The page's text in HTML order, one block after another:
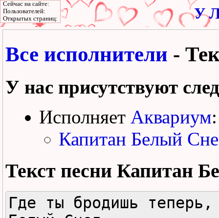
У
Все исполнители -
У нас присутствуют
Исполняет Аквариум:
Капитан Белый
Текст песни Капитан
Где ты бродишь теперь,
Сейчас на сайте:
Пользователей:
Открытых страниц: